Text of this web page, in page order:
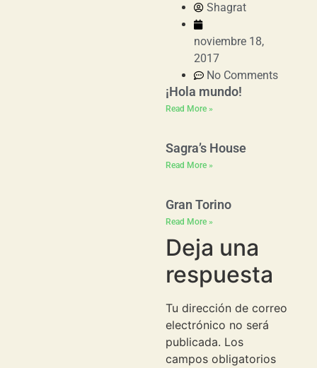
Shagrat
noviembre 18,
2017
No Comments
¡Hola mundo!
Read More »
Sagra’s House
Read More »
Gran Torino
Read More »
Deja una
respuesta
Tu dirección de correo
electrónico no será
publicada. Los
campos obligatorios